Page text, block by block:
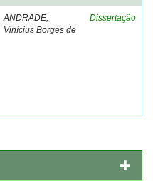
ANDRADE,
Vinícius Borges de
Dissertação